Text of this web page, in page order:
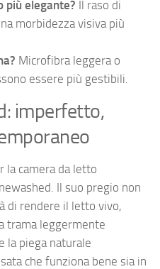
più elegante? Il raso di
morbidezza visiva più
Microfibra leggera o
essere più gestibili.
imperfetto,
la camera da letto
Il suo pregio non
di rendere il letto vivo,
trama leggermente
la piega naturale
che funziona bene sia in